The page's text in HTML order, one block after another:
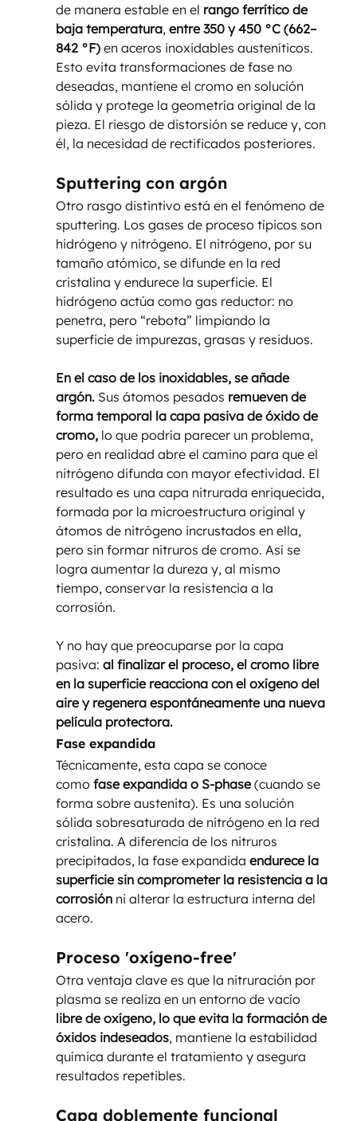
de manera estable en el rango ferrítico de
baja temperatura, entre 350 y 450 °C (662–
842 °F) en aceros inoxidables austeníticos.
Esto evita transformaciones de fase no
deseadas, mantiene el cromo en solución
sólida y protege la geometría original de la
pieza. El riesgo de distorsión se reduce y, con
él, la necesidad de rectificados posteriores.
Sputtering con argón
Otro rasgo distintivo está en el fenómeno de
sputtering. Los gases de proceso típicos son
hidrógeno y nitrógeno. El nitrógeno, por su
tamaño atómico, se difunde en la red
cristalina y endurece la superficie. El
hidrógeno actúa como gas reductor: no
penetra, pero “rebota” limpiando la
superficie de impurezas, grasas y residuos.
En el caso de los inoxidables, se añade
argón. Sus átomos pesados remueven de
forma temporal la capa pasiva de óxido de
cromo, lo que podría parecer un problema,
pero en realidad abre el camino para que el
nitrógeno difunda con mayor efectividad. El
resultado es una capa nitrurada enriquecida,
formada por la microestructura original y
átomos de nitrógeno incrustados en ella,
pero sin formar nitruros de cromo. Así se
logra aumentar la dureza y, al mismo
tiempo, conservar la resistencia a la
corrosión.
Y no hay que preocuparse por la capa
pasiva: al finalizar el proceso, el cromo libre
en la superficie reacciona con el oxígeno del
aire y regenera espontáneamente una nueva
película protectora.
Fase expandida
Técnicamente, esta capa se conoce
como fase expandida o S-phase (cuando se
forma sobre austenita). Es una solución
sólida sobresaturada de nitrógeno en la red
cristalina. A diferencia de los nitruros
precipitados, la fase expandida endurece la
superficie sin comprometer la resistencia a la
corrosión ni alterar la estructura interna del
acero.
Proceso 'oxígeno-free'
Otra ventaja clave es que la nitruración por
plasma se realiza en un entorno de vacío
libre de oxígeno, lo que evita la formación de
óxidos indeseados, mantiene la estabilidad
química durante el tratamiento y asegura
resultados repetibles.
Capa doblemente funcional